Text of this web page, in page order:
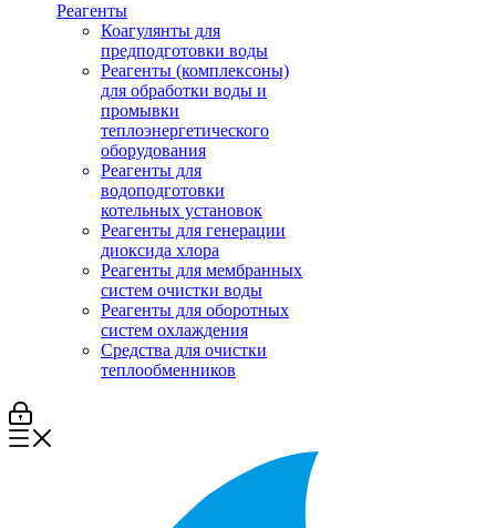
Реагенты
Коагулянты для
предподготовки воды
Реагенты (комплексоны)
для обработки воды и
промывки
теплоэнергетического
оборудования
Реагенты для
водоподготовки
котельных установок
Реагенты для генерации
диоксида хлора
Реагенты для мембранных
систем очистки воды
Реагенты для оборотных
систем охлаждения
Средства для очистки
теплообменников